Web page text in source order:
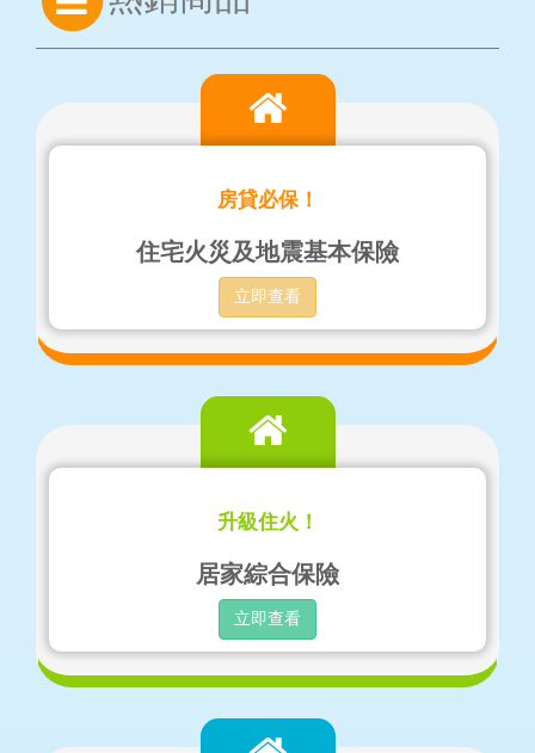
房貸必保！
住宅火災及地震基本保險
立即查看
升級住火！
居家綜合保險
立即查看